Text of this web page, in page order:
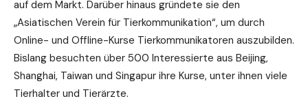
auf dem Markt. Darüber hinaus gründete sie den
„Asiatischen Verein für Tierkommunikation“, um durch
Online- und Offline-Kurse Tierkommunikatoren auszubilden.
Bislang besuchten über 500 Interessierte aus Beijing,
Shanghai, Taiwan und Singapur ihre Kurse, unter ihnen viele
Tierhalter und Tierärzte.